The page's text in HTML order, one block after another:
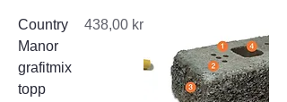
Country
Manor
grafitmix
topp
Pris
438,00 kr